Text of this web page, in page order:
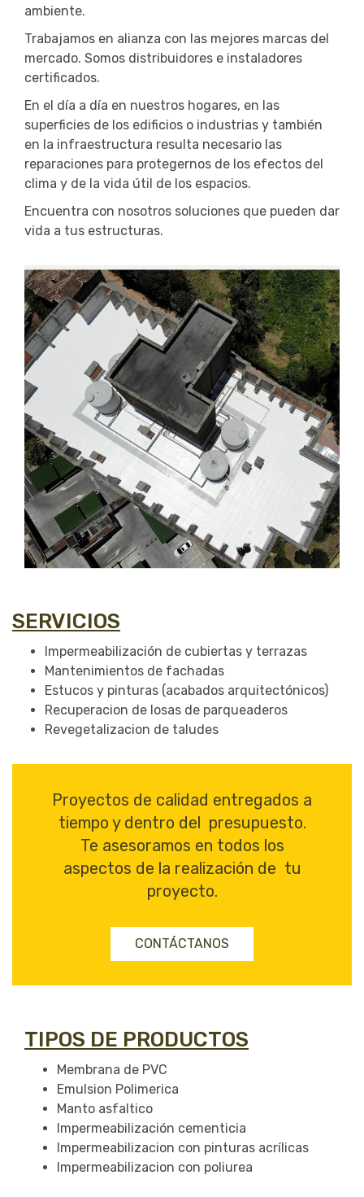
ambiente.
Trabajamos en alianza con las mejores marcas del
mercado. Somos distribuidores e instaladores
certificados.
En el día a día en nuestros hogares, en las
superficies de los edificios o industrias y también
en la infraestructura resulta necesario las
reparaciones para protegernos de los efectos del
clima y de la vida útil de los espacios.
Encuentra con nosotros soluciones que pueden dar
vida a tus estructuras.
SERVICIOS
Impermeabilización de cubiertas y terrazas
Mantenimientos de fachadas
Estucos y pinturas (acabados arquitectónicos)
Recuperacion de losas de parqueaderos
Revegetalizacion de taludes
Proyectos de calidad entregados a
tiempo y dentro del presupuesto.
Te asesoramos en todos los
aspectos de la realización de tu
proyecto.
CONTÁCTANOS
TIPOS DE PRODUCTOS
Membrana de PVC
Emulsion Polimerica
Manto asfaltico
Impermeabilización cementicia
Impermeabilizacion con pinturas acrílicas
Impermeabilizacion con poliurea